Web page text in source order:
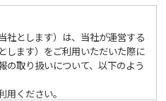
社とします）は、当社が運営する
します）をご利用いただいた際に
の取り扱いについて、以下のよう
ください。